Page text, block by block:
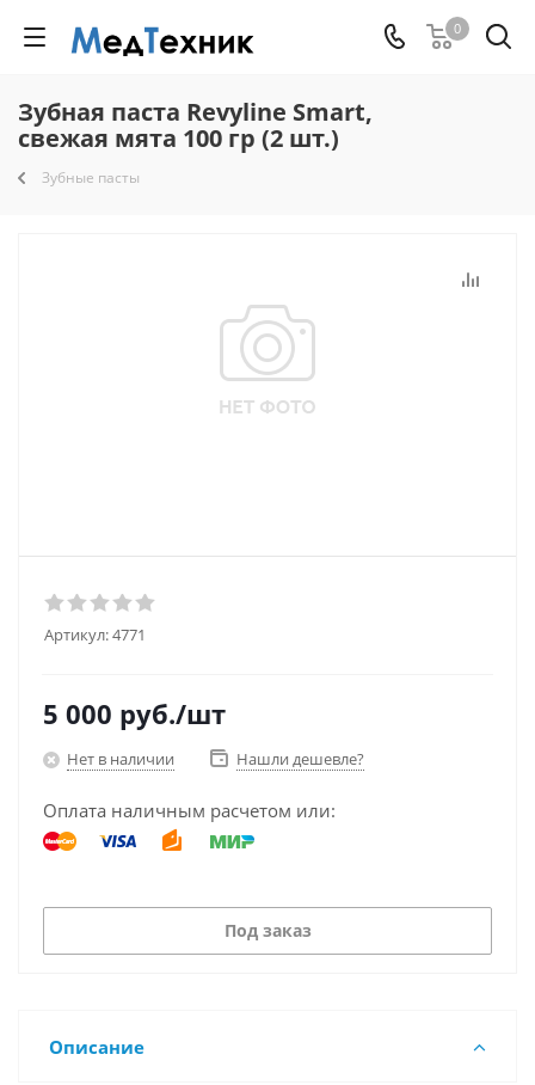
0
Зубная паста Revyline Smart,
свежая мята 100 гр (2 шт.)
Зубные пасты
Артикул:4771
5 000 руб./шт
Нет в наличии Нашли дешевле?
Оплата наличным расчетом или:
Под заказ
Описание